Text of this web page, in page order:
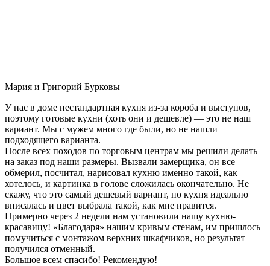
Мария и Григорий Бурковы
У нас в доме нестандартная кухня из-за короба и выступов,
поэтому готовые кухни (хоть они и дешевле) — это не наш
вариант. Мы с мужем много где были, но не нашли
подходящего варианта.
После всех походов по торговым центрам мы решили делать
на заказ под наши размеры. Вызвали замерщика, он все
обмерил, посчитал, нарисовал кухню именно такой, как
хотелось, и картинка в голове сложилась окончательно. Не
скажу, что это самый дешевый вариант, но кухня идеально
вписалась и цвет выбрала такой, как мне нравится.
Примерно через 2 недели нам установили нашу кухню-
красавицу! «Благодаря» нашим кривым стенам, им пришлось
помучиться с монтажом верхних шкафчиков, но результат
получился отменный.
Большое всем спасибо! Рекомендую!